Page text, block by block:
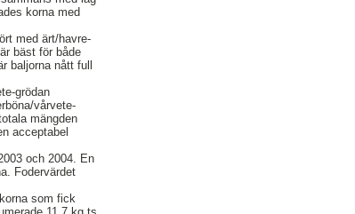
korna med
med ärt/havre-
bäst för både
baljorna nått full
grödan
vårvete-
mängden
acceptabel
och 2004. En
Fodervärdet
som fick